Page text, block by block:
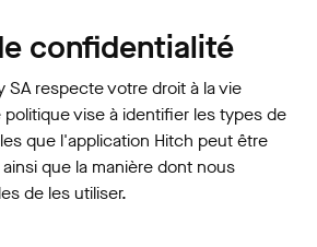
confidentialité
SA respecte votre droit à la vie
vise à identifier les types de
que l'application Hitch peut être
que la manière dont nous
de les utiliser.